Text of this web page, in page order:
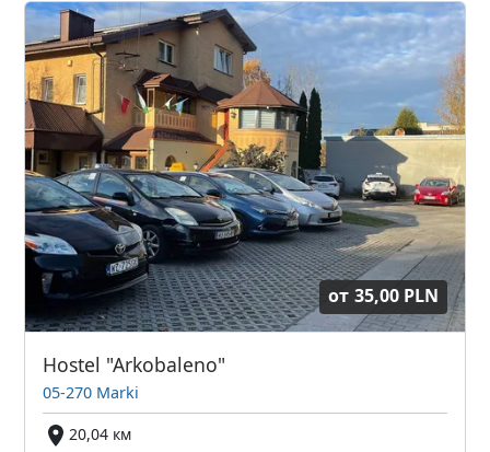
от 35,00 PLN
Hostel "Arkobaleno"
05-270 Marki
20,04 км